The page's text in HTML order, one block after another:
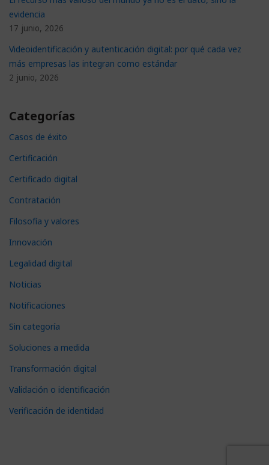
evidencia
17 junio, 2026
Videoidentificación y autenticación digital: por qué cada vez
más empresas las integran como estándar
2 junio, 2026
Categorías
Casos de éxito
Certificación
Certificado digital
Contratación
Filosofía y valores
Innovación
Legalidad digital
Noticias
Notificaciones
Sin categoría
Soluciones a medida
Transformación digital
Validación o identificación
Verificación de identidad